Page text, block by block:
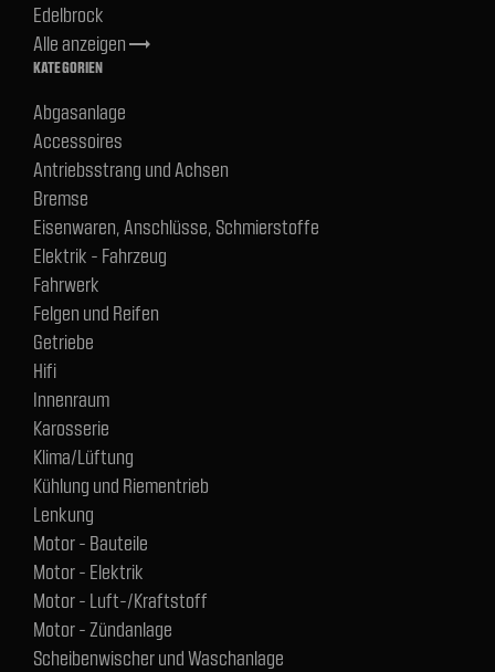
Edelbrock
Alle anzeigentrending_flat
KATEGORIEN
Abgasanlage
Accessoires
Antriebsstrang und Achsen
Bremse
Eisenwaren, Anschlüsse, Schmierstoffe
Elektrik - Fahrzeug
Fahrwerk
Felgen und Reifen
Getriebe
Hifi
Innenraum
Karosserie
Klima/Lüftung
Kühlung und Riementrieb
Lenkung
Motor - Bauteile
Motor - Elektrik
Motor - Luft-/Kraftstoff
Motor - Zündanlage
Scheibenwischer und Waschanlage